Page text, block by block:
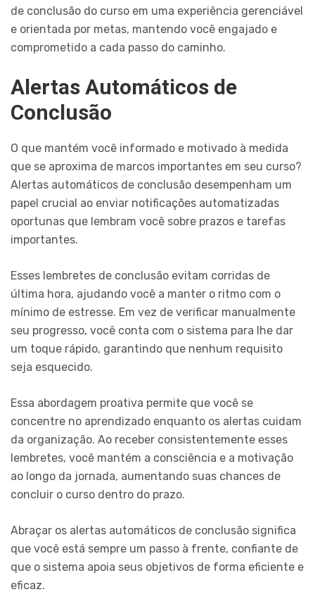
de conclusão do curso em uma experiência gerenciável
e orientada por metas, mantendo você engajado e
comprometido a cada passo do caminho.
Alertas Automáticos de
Conclusão
O que mantém você informado e motivado à medida
que se aproxima de marcos importantes em seu curso?
Alertas automáticos de conclusão desempenham um
papel crucial ao enviar notificações automatizadas
oportunas que lembram você sobre prazos e tarefas
importantes.
Esses lembretes de conclusão evitam corridas de
última hora, ajudando você a manter o ritmo com o
mínimo de estresse. Em vez de verificar manualmente
seu progresso, você conta com o sistema para lhe dar
um toque rápido, garantindo que nenhum requisito
seja esquecido.
Essa abordagem proativa permite que você se
concentre no aprendizado enquanto os alertas cuidam
da organização. Ao receber consistentemente esses
lembretes, você mantém a consciência e a motivação
ao longo da jornada, aumentando suas chances de
concluir o curso dentro do prazo.
Abraçar os alertas automáticos de conclusão significa
que você está sempre um passo à frente, confiante de
que o sistema apoia seus objetivos de forma eficiente e
eficaz.